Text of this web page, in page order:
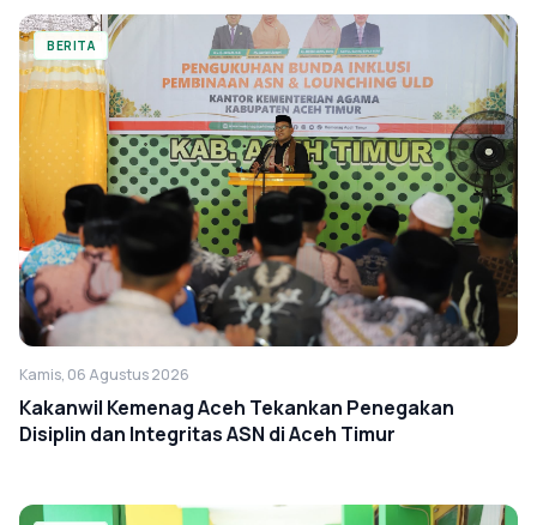
BERITA
Kamis, 06 Agustus 2026
Kakanwil Kemenag Aceh Tekankan Penegakan
Disiplin dan Integritas ASN di Aceh Timur